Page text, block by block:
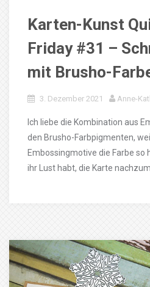
Karten-Kunst
Friday #31 –
mit Brusho-
3. Dezember 2021 Anne-
Ich liebe die Kombination aus
den Brusho-Farbpigmenten,
Embossingmotive die Farbe so
ihr Lust habt, die Karte